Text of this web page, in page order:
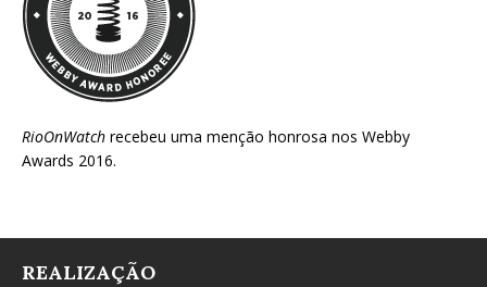
RioOnWatch recebeu uma menção honrosa nos Webby
Awards 2016.
REALIZAÇÃO